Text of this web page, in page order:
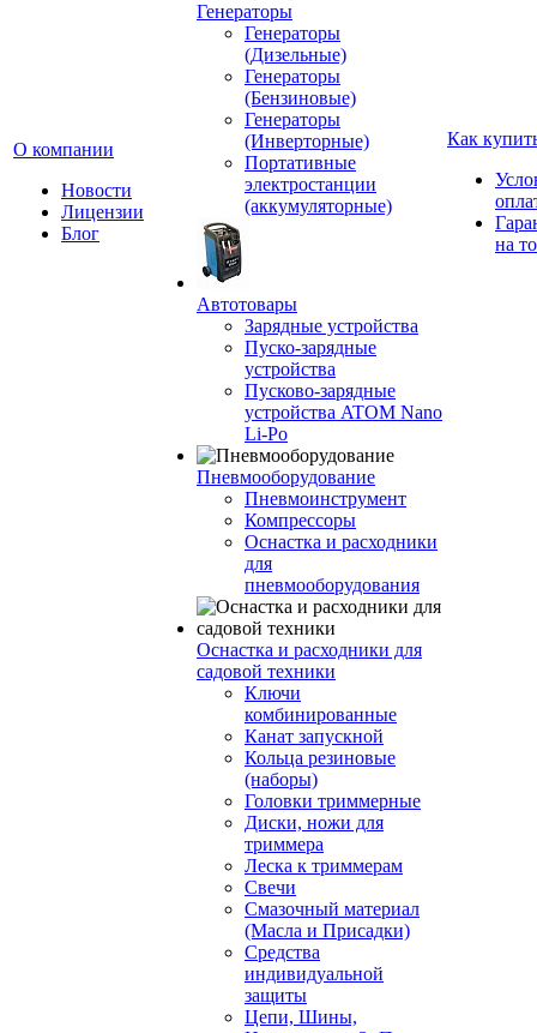
О компании
Новости
Лицензии
Блог
Генераторы
Генераторы
(Дизельные)
Генераторы
(Бензиновые)
Генераторы
(Инверторные)
Портативные
электростанции
(аккумуляторные)
Автотовары
Зарядные устройства
Пуско-зарядные
устройства
Пусково-зарядные
устройства ATOM Nano
Li-Po
Пневмооборудование
Пневмоинструмент
Компрессоры
Оснастка и расходники
для
пневмооборудования
Оснастка и расходники для
садовой техники
Ключи
комбинированные
Канат запускной
Кольца резиновые
(наборы)
Головки триммерные
Диски, ножи для
триммера
Леска к триммерам
Свечи
Смазочный материал
(Масла и Присадки)
Средства
индивидуальной
защиты
Цепи, Шины,
Как
на